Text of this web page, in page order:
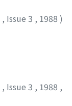
, Issue 3 , 1988 )
, Issue 3 , 1988 ,